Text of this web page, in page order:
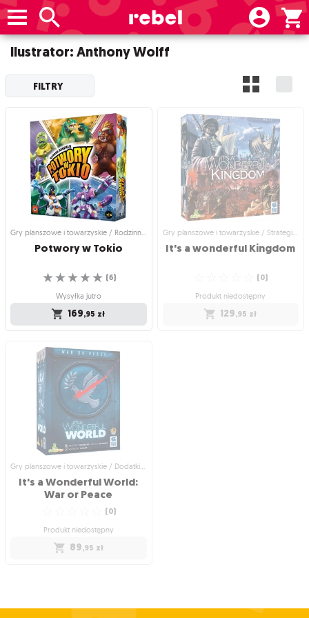
Ilustrator: Anthony Wolff
FILTRY
Gry planszowe i towarzyskie / Rodzinne gry planszowe
PotworywTokio
☆
☆
☆
☆
☆ (6)
Wysyłka jutro
169,95 zł
Rodzinne gry planszowe
Potwory w Tokio
Halo Tokio!
☆
☆
☆
☆
☆ (
Wysyłka jutro
169,95 zł
Gry planszowe i towarzyskie / Strategiczne gry planszowe
It's awonderfulKingdom
(0)
Produkt niedostępny
129,95 zł
Gry planszowe i towarzyskie / Dodatki do gier
It's a Wonderful World:
War or Peace
(0)
Produkt niedostępny
89,95 zł
War or Peace